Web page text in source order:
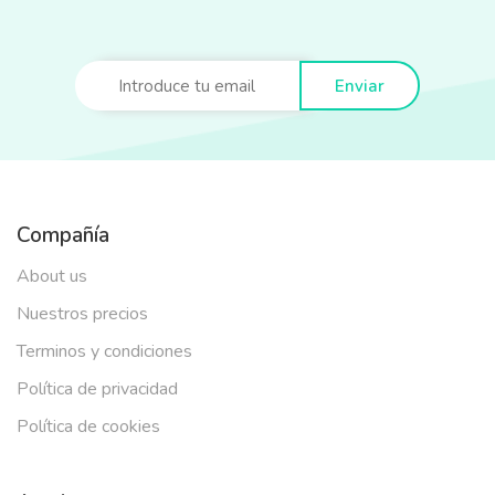
Enviar
Compañía
About us
Nuestros precios
Terminos y condiciones
Política de privacidad
Política de cookies